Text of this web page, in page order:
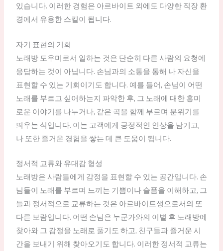
있습니다. 이러한 경험은 아르바이트 외에도 다양한 직장 환
경에서 유용한 스킬이 됩니다.
자기 표현의 기회
노래방 도우미로서 일하는 것은 단순히 다른 사람의 요청에
응답하는 것이 아닙니다. 손님과의 소통을 통해 나 자신을
표현할 수 있는 기회이기도 합니다. 예를 들어, 손님이 어떤
노래를 부르고 싶어하는지 파악한 후, 그 노래에 대한 흥미
로운 이야기를 나누거나, 같은 곡을 함께 부르며 분위기를
띄우는 식입니다. 이는 고객에게 긍정적인 인상을 남기고,
나 또한 즐거운 경험을 쌓는 데 큰 도움이 됩니다.
정서적 교류와 유대감 형성
노래방은 사람들에게 감정을 표현할 수 있는 공간입니다. 손
님들이 노래를 부르며 느끼는 기쁨이나 슬픔을 이해하고, 그
들과 정서적으로 교류하는 것은 아르바이트생으로서의 또
다른 보람입니다. 어떤 손님은 누군가와의 이별 후 노래방에
찾아와 그 감정을 노래로 풀기도 하고, 친구들과 즐거운 시
간을 보내기 위해 찾아오기도 합니다. 이러한 정서적 교류는